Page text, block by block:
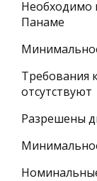
Необходимо
Панаме
Требования
отсутствуют
Разрешены